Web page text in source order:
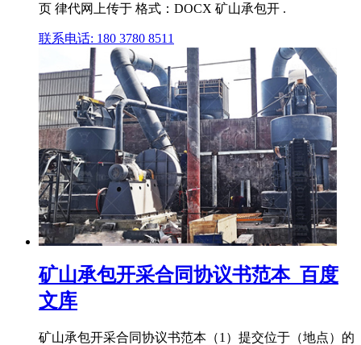
页 律代网上传于 格式：DOCX 矿山承包开 .
联系电话: 180 3780 8511
矿山承包开采合同协议书范本_百度
文库
矿山承包开采合同协议书范本（1）提交位于（地点）的